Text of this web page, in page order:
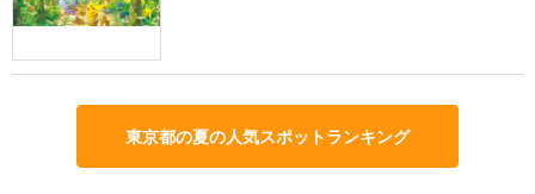
東京都の夏の人気スポットランキング